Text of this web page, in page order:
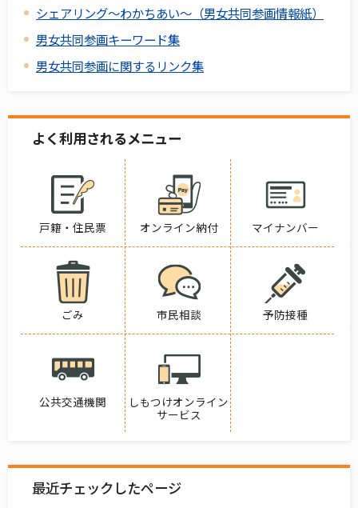
シェアリング～わかちあい～（男女共同参画情報紙）
男女共同参画キーワード集
男女共同参画に関するリンク集
よく利用されるメニュー
戸籍・住民票 オンライン納付 マイナンバー
ごみ 市民相談 予防接種
公共交通機関
しもつけオンライン
サービス
最近チェックしたページ